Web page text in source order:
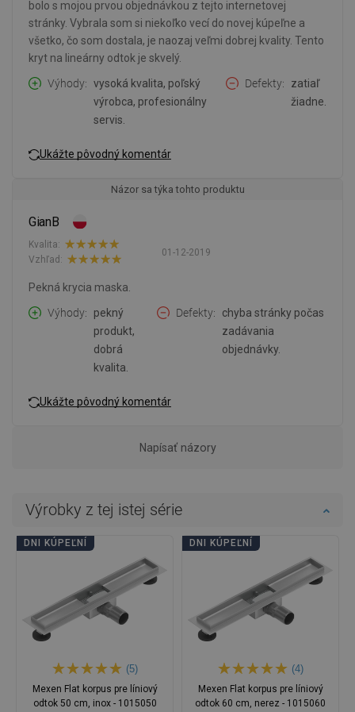
bolo s mojou prvou objednávkou z tejto internetovej
stránky. Vybrala som si niekoľko vecí do novej kúpeľne a
všetko, čo som dostala, je naozaj veľmi dobrej kvality. Tento
kryt na lineárny odtok je skvelý.
Výhody
vysoká kvalita, poľský
výrobca, profesionálny
servis.
Defekty
zatiaľ
žiadne.
Ukážte pôvodný komentár
Názor sa týka tohto produktu
GianB
01-12-2019
Kvalita:
Vzhľad:
Pekná krycia maska.
Výhody
pekný
produkt,
dobrá
kvalita.
Defekty
chyba stránky počas
zadávania
objednávky.
Ukážte pôvodný komentár
Napísať názory
Výrobky z tej istej série
DNI KÚPEĽNÍ
(5)
Mexen Flat korpus pre líniový
odtok 50 cm, inox - 1015050
DNI KÚPEĽNÍ
(4)
Mexen Flat korpus pre líniový
odtok 60 cm, nerez - 1015060